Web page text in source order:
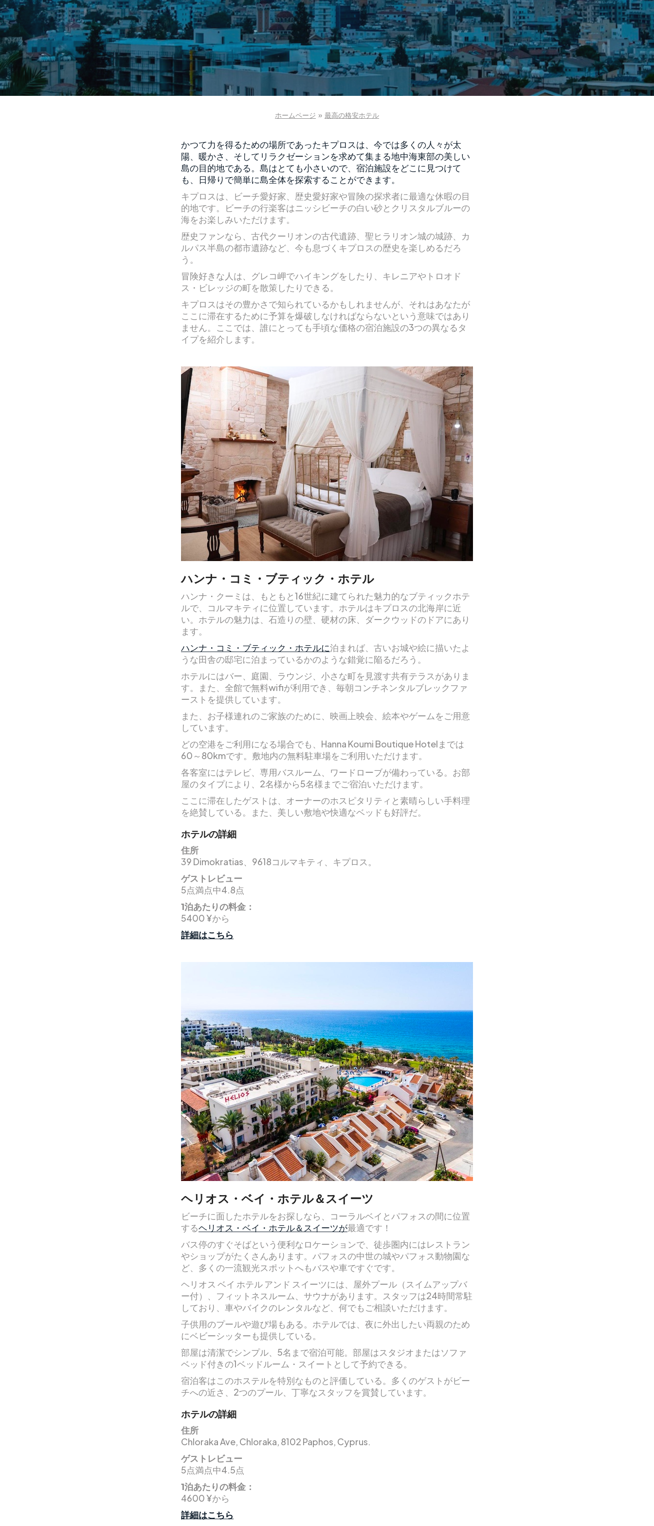
ホームページ » 最高の格安ホテル
かつて力を得るための場所であったキプロスは、今では多くの人々が太
陽、暖かさ、そしてリラクゼーションを求めて集まる地中海東部の美しい
島の目的地である。島はとても小さいので、宿泊施設をどこに見つけて
も、日帰りで簡単に島全体を探索することができます。
キプロスは、ビーチ愛好家、歴史愛好家や冒険の探求者に最適な休暇の目
的地です。ビーチの行楽客はニッシビーチの白い砂とクリスタルブルーの
海をお楽しみいただけます。
歴史ファンなら、古代クーリオンの古代遺跡、聖ヒラリオン城の城跡、カ
ルパス半島の都市遺跡など、今も息づくキプロスの歴史を楽しめるだろ
う。
冒険好きな人は、グレコ岬でハイキングをしたり、キレニアやトロオド
ス・ビレッジの町を散策したりできる。
キプロスはその豊かさで知られているかもしれませんが、それはあなたが
ここに滞在するために予算を爆破しなければならないという意味ではあり
ません。ここでは、誰にとっても手頃な価格の宿泊施設の3つの異なるタ
イプを紹介します。
ハンナ・コミ・ブティック・ホテル
ハンナ・クーミは、もともと16世紀に建てられた魅力的なブティックホテ
ルで、コルマキティに位置しています。ホテルはキプロスの北海岸に近
い。ホテルの魅力は、石造りの壁、硬材の床、ダークウッドのドアにあり
ます。
ハンナ・コミ・ブティック・ホテルに泊まれば、古いお城や絵に描いたよ
うな田舎の邸宅に泊まっているかのような錯覚に陥るだろう。
ホテルにはバー、庭園、ラウンジ、小さな町を見渡す共有テラスがありま
す。また、全館で無料wifiが利用でき、毎朝コンチネンタルブレックファ
ーストを提供しています。
また、お子様連れのご家族のために、映画上映会、絵本やゲームをご用意
しています。
どの空港をご利用になる場合でも、Hanna Koumi Boutique Hotelまでは
60～80kmです。敷地内の無料駐車場をご利用いただけます。
各客室にはテレビ、専用バスルーム、ワードローブが備わっている。お部
屋のタイプにより、2名様から5名様までご宿泊いただけます。
ここに滞在したゲストは、オーナーのホスピタリティと素晴らしい手料理
を絶賛している。また、美しい敷地や快適なベッドも好評だ。
ホテルの詳細
住所
39 Dimokratias、9618コルマキティ、キプロス。
ゲストレビュー
5点満点中4.8点
1泊あたりの料金：
5400 ¥から
詳細はこちら
ヘリオス・ベイ・ホテル＆スイーツ
ビーチに面したホテルをお探しなら、コーラルベイとパフォスの間に位置
するヘリオス・ベイ・ホテル＆スイーツが最適です！
バス停のすぐそばという便利なロケーションで、徒歩圏内にはレストラン
やショップがたくさんあります。パフォスの中世の城やパフォス動物園な
ど、多くの一流観光スポットへもバスや車ですぐです。
ヘリオス ベイ ホテル アンド スイーツには、屋外プール（スイムアップバ
ー付）、フィットネスルーム、サウナがあります。スタッフは24時間常駐
しており、車やバイクのレンタルなど、何でもご相談いただけます。
子供用のプールや遊び場もある。ホテルでは、夜に外出したい両親のため
にベビーシッターも提供している。
部屋は清潔でシンプル、5名まで宿泊可能。部屋はスタジオまたはソファ
ベッド付きの1ベッドルーム・スイートとして予約できる。
宿泊客はこのホステルを特別なものと評価している。多くのゲストがビー
チへの近さ、2つのプール、丁寧なスタッフを賞賛しています。
ホテルの詳細
住所
Chloraka Ave, Chloraka, 8102 Paphos, Cyprus.
ゲストレビュー
5点満点中4.5点
1泊あたりの料金：
4600 ¥から
詳細はこちら